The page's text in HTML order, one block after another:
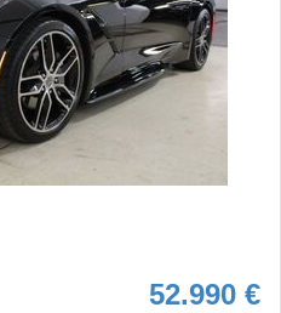
52.990 €